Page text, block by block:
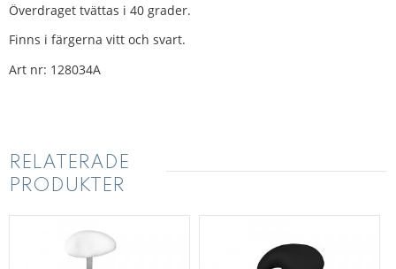
Överdraget tvättas i 40 grader.
Finns i färgerna vitt och svart.
Art nr: 128034A
RELATERADE
PRODUKTER